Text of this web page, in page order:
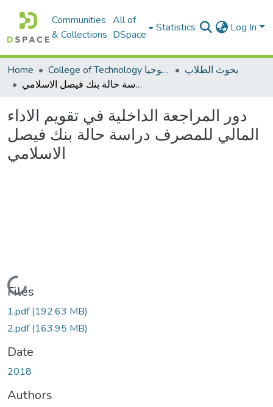
Communities
& Collections
All of
DSpace
Statistics Log In
Home College of Technology كلية التكنولوجيا
بحوث الطلاب
دور المراجعة الداخلية في تقويم الاداء المالي للمصرف دراسة حالة بنك فيصل الاسلامي
دور المراجعة الداخلية في تقويم الاداء
المالي للمصرف دراسة حالة بنك فيصل
الاسلامي
Loading...
Files
1.pdf(192.63 MB)
2.pdf(163.95 MB)
Date
2018
Authors